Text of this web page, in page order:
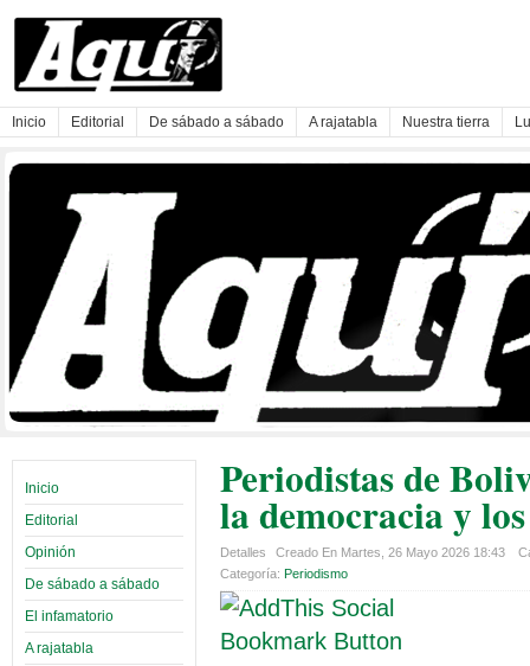
Inicio Editorial De sábado a sábado A rajatabla Nuestra tierra
Inicio
Editorial
Opinión
De sábado a sábado
El infamatorio
A rajatabla
Periodistas de
la democracia y
Detalles Creado En Martes, 26 Mayo 2026 18:43
Categoría: Periodismo